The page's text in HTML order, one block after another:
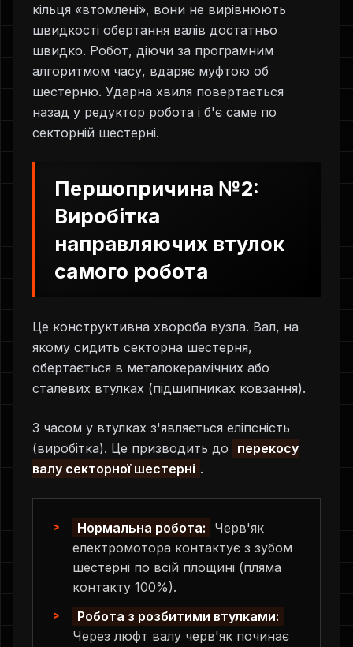
кільця «втомлені», вони не вирівнюють
швидкості обертання валів достатньо
швидко. Робот, діючи за програмним
алгоритмом часу, вдаряє муфтою об
шестерню. Ударна хвиля повертається
назад у редуктор робота і б'є саме по
секторній шестерні.
Першопричина №2:
Виробітка
направляючих втулок
самого робота
Це конструктивна хвороба вузла. Вал, на
якому сидить секторна шестерня,
обертається в металокерамічних або
сталевих втулках (підшипниках ковзання).
З часом у втулках з'являється еліпсність
(виробітка). Це призводить до
перекосу
валу секторної шестерні .
Нормальна робота:
Черв'як
електромотора контактує з зубом
шестерні по всій площині (пляма
контакту 100%).
Робота з розбитими втулками:
Через люфт валу черв'як починає